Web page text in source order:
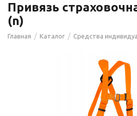
Привязь
(n)
Главная / Каталог / Средства